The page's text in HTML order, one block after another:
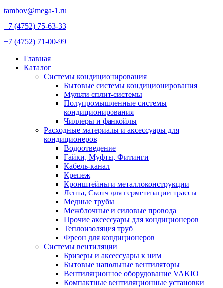
tambov@mega-1.ru
+7 (4752) 75-63-33
+7 (4752) 71-00-99
Главная
Каталог
Системы кондиционирования
Бытовые системы кондиционирования
Мульти сплит-системы
Полупромышленные системы
кондиционирования
Чиллеры и фанкойлы
Расходные материалы и аксессуары для
кондиционеров
Водоотведение
Гайки, Муфты, Фитинги
Кабель-канал
Крепеж
Кронштейны и металлоконструкции
Лента, Скотч для герметизации трассы
Медные трубы
Межблочные и силовые провода
Прочие аксессуары для кондиционеров
Теплоизоляция труб
Фреон для кондиционеров
Системы вентиляции
Бризеры и аксессуары к ним
Бытовые напольные вентиляторы
Вентиляционное оборудование VAKIO
Компактные вентиляционные установки